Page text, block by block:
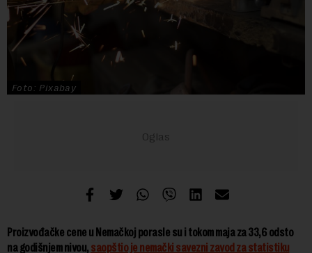
Foto: Pixabay
Proizvođačke cene u Nemačkoj porasle su i tokom maja za 33,6 odsto
na godišnjem nivou, saopštio je nemački savezni zavod za statistiku